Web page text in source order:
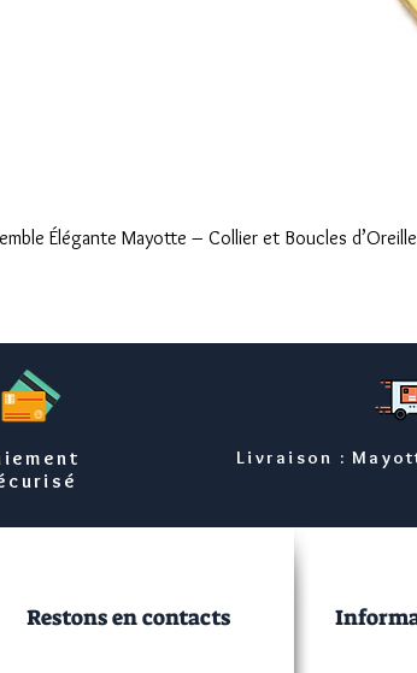
Élégante Mayotte – Collier et Boucles
Livraison :
Restons en contacts